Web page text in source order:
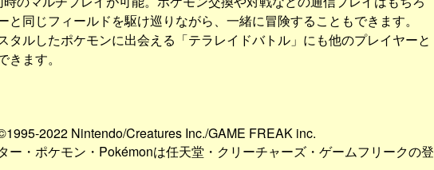
と同じフィールドを駆け巡りながら、一緒に冒険することもできます。
タルしたポケモンに出会える「テラレイドバトル」にも他のプレイヤーと
ます。
2022 Nintendo/Creatures Inc./GAME FREAK inc.
ー・ポケモン・Pokémonは任天堂・クリーチャーズ・ゲームフリークの登